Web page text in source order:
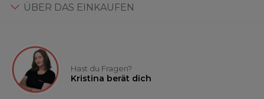
ÜBER DAS EINKAUFEN
Hast du Fragen?
Kristina berät dich